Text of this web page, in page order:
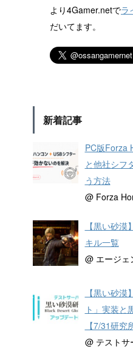
より4Gamer.netでラ
だいてます。
新着記事
PC版Forza
と他社シフ
う方法
@ Forza
【黒い砂
キル一覧
@ エージェ
【黒い砂
ト」実装と
【7/31研究
@ テストサ